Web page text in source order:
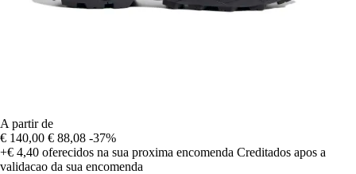
A partir de
€ 140,00 € 88,08 -37%
+€ 4,40 oferecidos na sua proxima encomenda Creditados apos a
validacao da sua encomenda